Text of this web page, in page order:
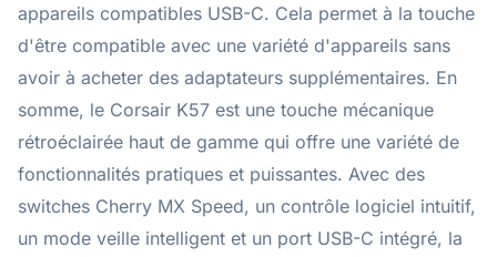
appareils compatibles USB-C. Cela permet à la touche
d'être compatible avec une variété d'appareils sans
avoir à acheter des adaptateurs supplémentaires. En
somme, le Corsair K57 est une touche mécanique
rétroéclairée haut de gamme qui offre une variété de
fonctionnalités pratiques et puissantes. Avec des
switches Cherry MX Speed, un contrôle logiciel intuitif,
un mode veille intelligent et un port USB-C intégré, la